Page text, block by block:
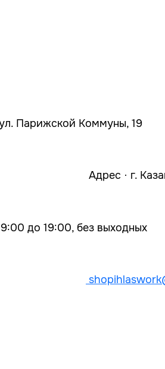
ул. Парижской Коммуны, 19
Адрес · г.
до 19:00, без выходных